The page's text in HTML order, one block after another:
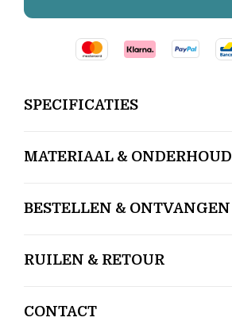
SPECIFICATIES
MATERIAAL & ONDERHOUD
BESTELLEN & ONTVANGEN
RUILEN & RETOUR
CONTACT